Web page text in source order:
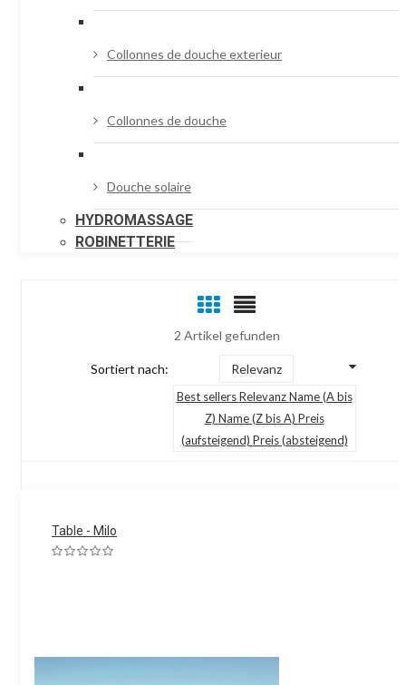
Collonnes de douche exterieur
Collonnes de douche
Douche solaire
HYDROMASSAGE
ROBINETTERIE
2 Artikel gefunden
Sortiert nach: Relevanz
Best sellersRelevanzName (A bis
Z) Name (Z bis A) Preis
(aufsteigend) Preis (absteigend)
Table - Milo